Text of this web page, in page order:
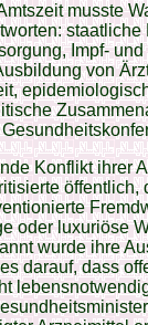
musste
Impf-
von
Konflikt ihrer
öffentlich,
oder luxuriöse
wurde ihre
darauf, dass